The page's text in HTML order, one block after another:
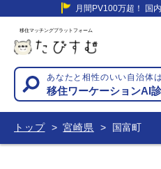
月間PV100万超！ 国
移住マッチングプラットフォーム
あなたと相性のいい自治体
移住ワーケーションAI
トップ 宮崎県 国富町